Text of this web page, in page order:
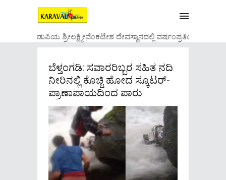
....ಉಡುಪಿಯ ಶ್ರೀಲಕ್ಷ್ಮೀವೆ೦ಕಟೇಶ ದೇವಸ್ಥಾನದಲ್ಲಿ ವರ್ಷ೦ಪ್ರತಿಯ
ಬೆಳ್ತಂಗಡಿ: ಸವಾರರಿಬ್ಬರ ಸಹಿತ ನದಿ
ನೀರಿನಲ್ಲಿ ಕೊಚ್ಚಿ ಹೋದ ಸ್ಕೂಟರ್-
ಪ್ರಾಣಾಪಾಯದಿಂದ ಪಾರು